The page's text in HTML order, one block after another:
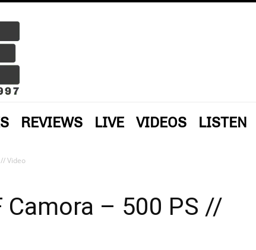
REVIEWS LIVE VIDEOS LISTEN
Video
Camora – 500 PS //